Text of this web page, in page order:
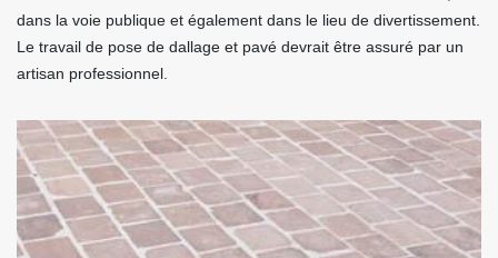
dans la voie publique et également dans le lieu de divertissement.
Le travail de pose de dallage et pavé devrait être assuré par un
artisan professionnel.